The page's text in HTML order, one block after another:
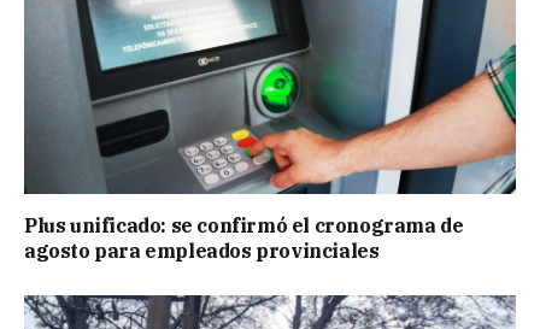
Plus unificado: se confirmó el cronograma de
agosto para empleados provinciales